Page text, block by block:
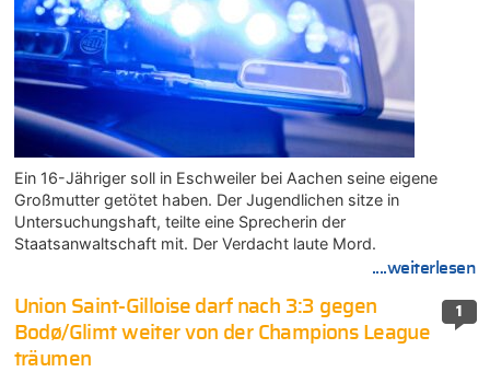
Ein 16-Jähriger soll in Eschweiler bei Aachen seine eigene
Großmutter getötet haben. Der Jugendlichen sitze in
Untersuchungshaft, teilte eine Sprecherin der
Staatsanwaltschaft mit. Der Verdacht laute Mord.
....weiterlesen
1
Union Saint-Gilloise darf nach 3:3 gegen
Bodø/Glimt weiter von der Champions League
träumen